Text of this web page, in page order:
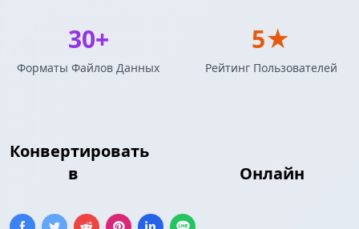
Конвертировать
в Онлайн
30+
Форматы Файлов Данных
5★
Рейтинг Пользователей